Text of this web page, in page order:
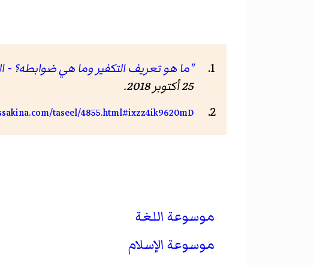
"ما هو تعريف التكفير وما هي ضوابطه؟
25 أكتوبر 2018
.
taseel/4855.html#ixzz4ik9620mD
موسوعة اللغة
موسوعة الإسلام